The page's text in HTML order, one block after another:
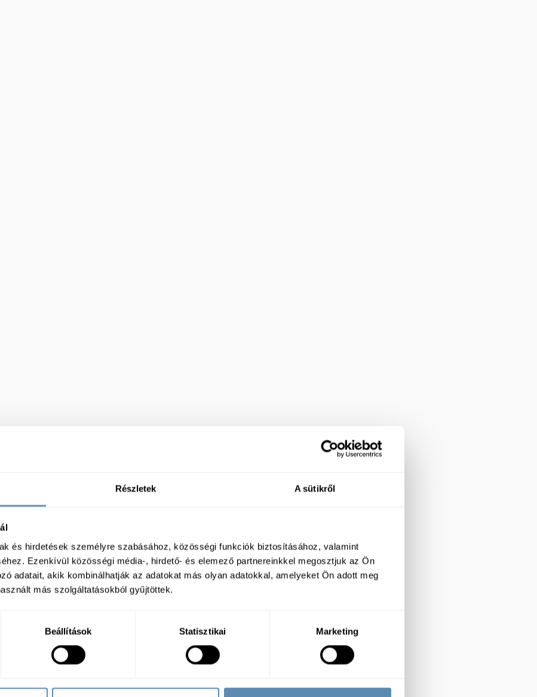
Részletek A sütikről
és hirdetések személyre szabásához, közösségi funkciók biztosításához, valamint
Ezenkívül közösségi média-, hirdető- és elemező partnereinkkel megosztjuk az Ön
adatait, akik kombinálhatják az adatokat más olyan adatokkal, amelyeket Ön adott meg
más szolgáltatásokból gyűjtöttek.
Beállítások Statisztikai Marketing